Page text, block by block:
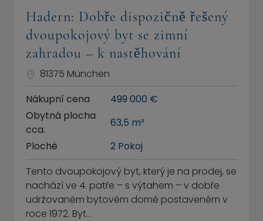
Hadern: Dobře dispozičně řešený
dvoupokojový byt se zimní
zahradou – k nastěhování
81375 München
Nákupní cena
499 000 €
Obytná plocha
cca.
63,5 m²
Ploché
2 Pokoj
Tento dvoupokojový byt, který je na prodej, se
nachází ve 4. patře – s výtahem – v dobře
udržovaném bytovém domě postaveném v
roce 1972. Byt…